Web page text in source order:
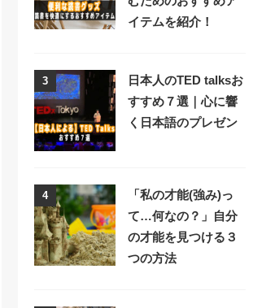
イテムを紹介！
3
日本人のTED talksお
すすめ７選｜心に響
く日本語のプレゼン
4
「私の才能(強み)っ
て…何なの？」自分
の才能を見つける３
つの方法